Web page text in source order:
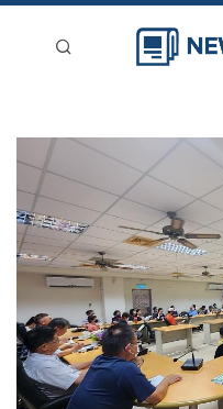
新聞稿分類
登入
刊登